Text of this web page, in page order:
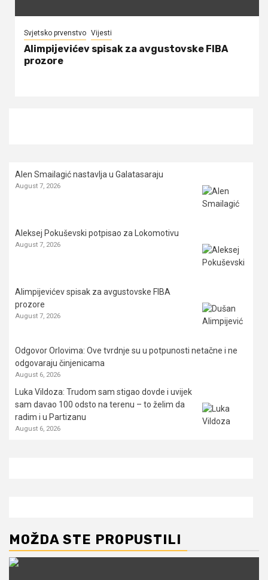
Svjetsko prvenstvo Vijesti
Alimpijevićev spisak za avgustovske FIBA
prozore
Alen Smailagić nastavlja u Galatasaraju
August 7, 2026
Aleksej Pokuševski potpisao za Lokomotivu
August 7, 2026
Alimpijevićev spisak za avgustovske FIBA
prozore
August 7, 2026
Odgovor Orlovima: ​Ove tvrdnje su u potpunosti netačne i ne
odgovaraju činjenicama
August 6, 2026
Luka Vildoza: Trudom sam stigao dovde i uvijek
sam davao 100 odsto na terenu – to želim da
radim i u Partizanu
August 6, 2026
MOŽDA STE PROPUSTILI